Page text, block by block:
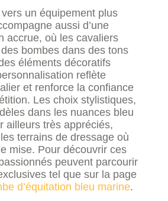
un équipement plus
aussi d’une
accrue, où les cavaliers
bombes dans des tons
éléments décoratifs
reflète
et renforce la confiance
Les choix stylistiques,
dans les nuances bleu
ailleurs très appréciés,
terrains de dressage où
mise. Pour découvrir ces
peuvent parcourir
tel que sur la page
d’équitation bleu marine.